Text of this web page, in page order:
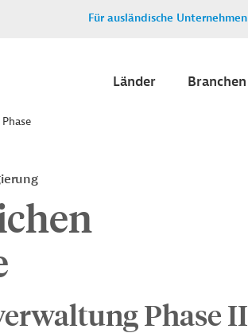
Für ausländische Unternehmen
Länder Branchen
Phase II